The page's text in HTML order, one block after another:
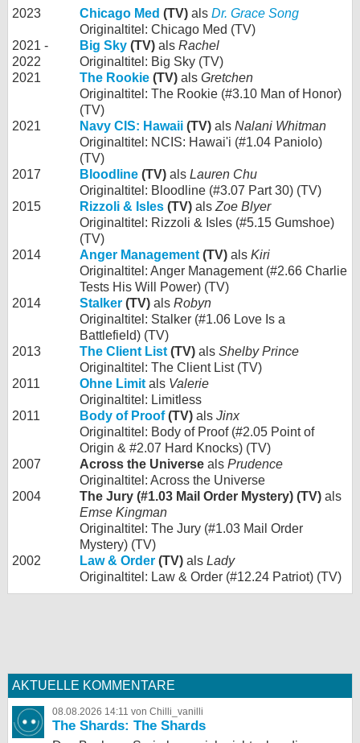
2023 Chicago Med (TV) als Dr. Grace Song
Originaltitel: Chicago Med (TV)
2021 -
2022
Big Sky (TV) als Rachel
Originaltitel: Big Sky (TV)
2021
The Rookie (TV) als Gretchen
Originaltitel: The Rookie (#3.10 Man of Honor)
(TV)
2021
Navy CIS: Hawaii (TV) als Nalani Whitman
Originaltitel: NCIS: Hawai'i (#1.04 Paniolo)
(TV)
2017
Bloodline (TV) als Lauren Chu
Originaltitel: Bloodline (#3.07 Part 30) (TV)
2015
Rizzoli & Isles (TV) als Zoe Blyer
Originaltitel: Rizzoli & Isles (#5.15 Gumshoe)
(TV)
2014
Anger Management (TV) als Kiri
Originaltitel: Anger Management (#2.66 Charlie
Tests His Will Power) (TV)
2014
Stalker (TV) als Robyn
Originaltitel: Stalker (#1.06 Love Is a
Battlefield) (TV)
2013
The Client List (TV) als Shelby Prince
Originaltitel: The Client List (TV)
2011
Ohne Limit als Valerie
Originaltitel: Limitless
2011
Body of Proof(TV) als Jinx
Originaltitel: Body of Proof (#2.05 Point of
Origin & #2.07 Hard Knocks) (TV)
2007
Across the Universe als Prudence
Originaltitel: Across the Universe
2004
The Jury (#1.03 Mail Order Mystery) (TV) als
Emse Kingman
Originaltitel: The Jury (#1.03 Mail Order
Mystery) (TV)
2002
Law & Order (TV) als Lady
Originaltitel: Law & Order (#12.24 Patriot) (TV)
AKTUELLE KOMMENTARE
08.08.2026 14:11 von Chilli_vanilli
The Shards: The Shards